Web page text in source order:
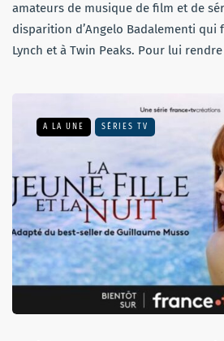
amateurs de musique de film et de
disparition d’Angelo Badalementi qui
Lynch et à Twin Peaks. Pour lui
A LA UNE SÉRIES TV